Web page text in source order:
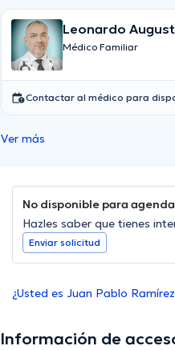
Leonardo
Ospina
Médico Familiar
Contactar al médico para
Ver más
No disponible para
Hazles saber que tienes
Enviar solicitud
¿Usted es Juan Pablo
Información de